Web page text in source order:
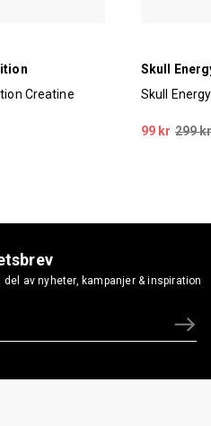
Creatine
Skull
Skull
99 kr 299 kr
av nyheter, kampanjer & inspiration